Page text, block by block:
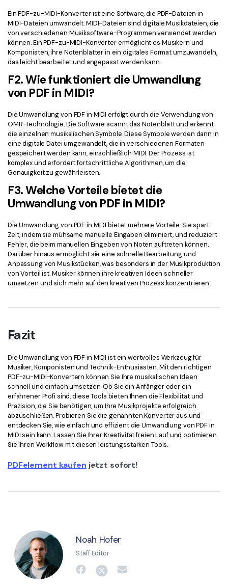
Ein PDF-zu-MIDI-Konverter ist eine Software, die PDF-Dateien in
MIDI-Dateien umwandelt. MIDI-Dateien sind digitale Musikdateien, die
von verschiedenen Musiksoftware-Programmen verwendet werden
können. Ein PDF-zu-MIDI-Konverter ermöglicht es Musikern und
Komponisten, ihre Notenblätter in ein digitales Format umzuwandeln,
das leicht bearbeitet und angepasst werden kann.
F2. Wie funktioniert die Umwandlung
von PDF in MIDI?
Die Umwandlung von PDF in MIDI erfolgt durch die Verwendung von
OMR-Technologie. Die Software scannt das Notenblatt und erkennt
die einzelnen musikalischen Symbole. Diese Symbole werden dann in
eine digitale Datei umgewandelt, die in verschiedenen Formaten
gespeichert werden kann, einschließlich MIDI. Der Prozess ist
komplex und erfordert fortschrittliche Algorithmen, um die
Genauigkeit zu gewährleisten.
F3. Welche Vorteile bietet die
Umwandlung von PDF in MIDI?
Die Umwandlung von PDF in MIDI bietet mehrere Vorteile. Sie spart
Zeit, indem sie mühsame manuelle Eingaben eliminiert, und reduziert
Fehler, die beim manuellen Eingeben von Noten auftreten können.
Darüber hinaus ermöglicht sie eine schnelle Bearbeitung und
Anpassung von Musikstücken, was besonders in der Musikproduktion
von Vorteil ist. Musiker können ihre kreativen Ideen schneller
umsetzen und sich mehr auf den kreativen Prozess konzentrieren.
Fazit
Die Umwandlung von PDF in MIDI ist ein wertvolles Werkzeug für
Musiker, Komponisten und Technik-Enthusiasten. Mit den richtigen
PDF-zu-MIDI-Konvertern können Sie Ihre musikalischen Ideen
schnell und einfach umsetzen. Ob Sie ein Anfänger oder ein
erfahrener Profi sind, diese Tools bieten Ihnen die Flexibilität und
Präzision, die Sie benötigen, um Ihre Musikprojekte erfolgreich
abzuschließen. Probieren Sie die genannten Konverter aus und
entdecken Sie, wie einfach und effizient die Umwandlung von PDF in
MIDI sein kann. Lassen Sie Ihrer Kreativität freien Lauf und optimieren
Sie Ihren Workflow mit diesen leistungsstarken Tools.
PDFelement kaufen jetzt sofort!
Noah Hofer
Staff Editor